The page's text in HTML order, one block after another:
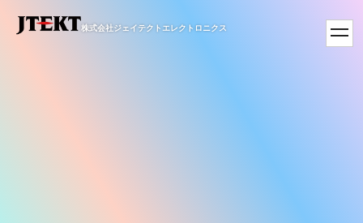
toggle
株式会社ジェイテクトエレクトロニクス